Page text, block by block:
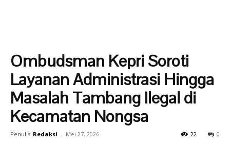
Ombudsman Kepri Soroti
Layanan Administrasi Hingga
Masalah Tambang Ilegal di
Kecamatan Nongsa
Penulis Redaksi - Mei 27, 2026 0
22